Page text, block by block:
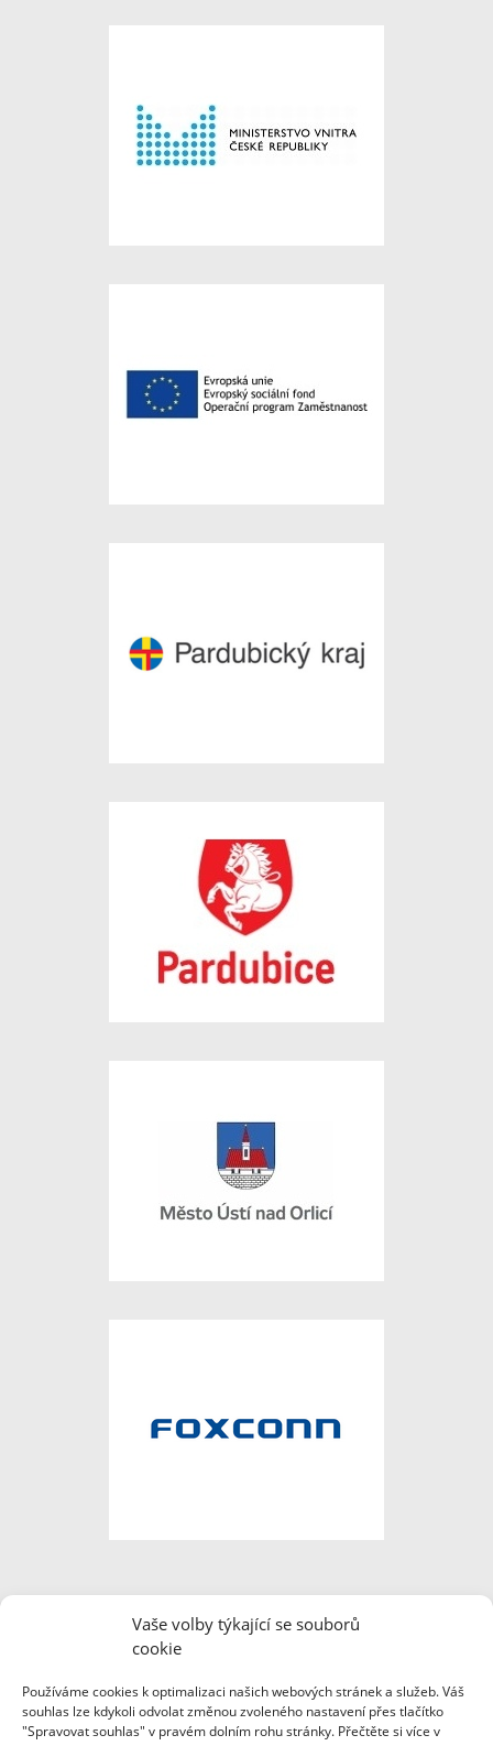
Vaše volby týkající se souborů
cookie
Používáme cookies k optimalizaci našich webových stránek a služeb. Váš
souhlas lze kdykoli odvolat změnou zvoleného nastavení přes tlačítko
"Spravovat souhlas" v pravém dolním rohu stránky. Přečtěte si více v